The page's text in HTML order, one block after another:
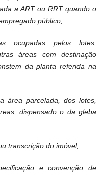
a ART ou RRT quando o
público;
ocupadas pelos lotes,
áreas com destinação
da planta referida na
área parcelada, dos lotes,
dispensado o da gleba
transcrição do imóvel;
e convenção de